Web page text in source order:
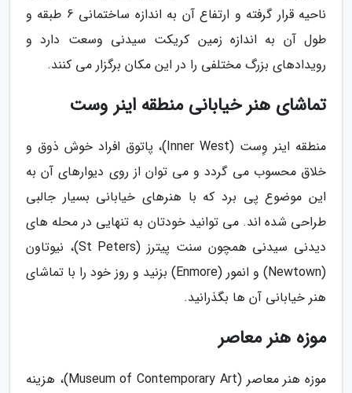
ناحیه قرار گرفته و ارتفاع آن به اندازه ساختمانی 6 طبقه و
طول آن به اندازه زمین کریکت سیدنی وسعت دارد و
رویدادهای بزرگ مختلفی را در این مکان برگزار می کنند.
تماشای هنر خیابانی منطقه اینر وست
منطقه اینر وِست (Inner West)، پاتوق افراد خوش ذوق و
خلاق محسوب می گردد و می توان از روی دیوارهای آن به
این موضوع پی برد که با هنرهای خیابانی بسیار جالبی
طراحی شده اند. می توانید خودتان به تنهایی در محله های
دیدنی سیدنی همچون سنت پیترز (St Peters)، نیوتاون
(Newtown) و انمور (Enmore) بزنید و روز خود را با تماشای
هنر خیابانی آن ها بگذرانید.
موزه هنر معاصر
موزه هنر معاصر (Museum of Contemporary Art)، هزینه